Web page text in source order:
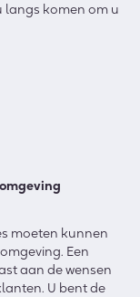
langs komen om u
moeten kunnen
Een
aan de wensen
U bent de